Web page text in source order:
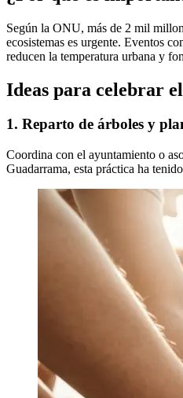
Según la ONU, más de 2 mil
ecosistemas es urgente. Eventos
reducen la temperatura urbana y
Ideas para celebrar
1. Reparto de árboles y
Coordina con el ayuntamiento o
Guadarrama, esta práctica ha